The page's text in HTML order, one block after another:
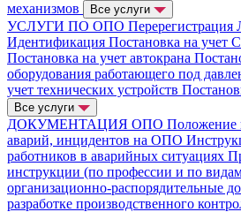
механизмов
Все услуги
УСЛУГИ ПО ОПО Перерегистрация
Идентификация Постановка на учет
Постановка на учет автокрана
оборудования работающего под
учет технических устройств
Все услуги
ДОКУМЕНТАЦИЯ ОПО Положение
аварий, инцидентов на ОПО
работников в аварийных ситуациях
инструкции (по профессии и по
организационно-распорядительные
разработке производственного